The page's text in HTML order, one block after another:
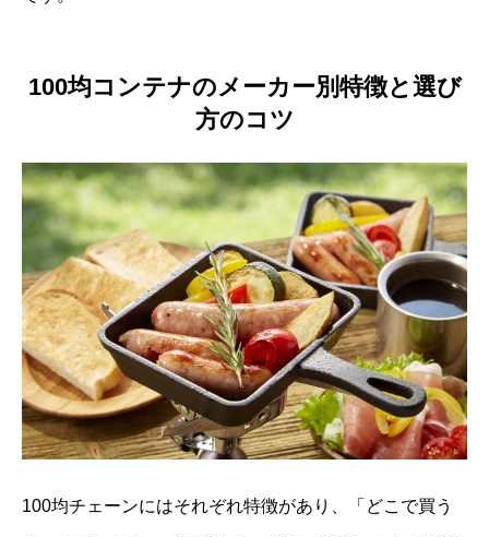
100均コンテナのメーカー別特徴と選び
方のコツ
100均チェーンにはそれぞれ特徴があり、「どこで買う